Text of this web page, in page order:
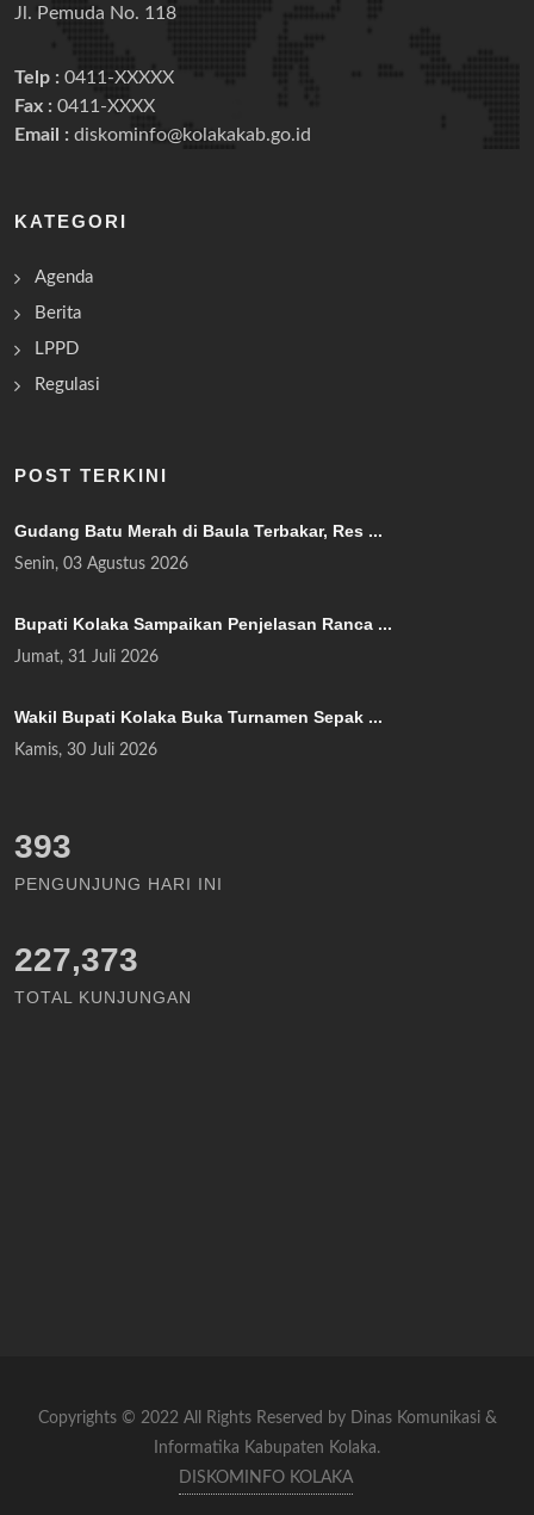
Jl. Pemuda No. 118
Telp : 0411-XXXXX
Fax : 0411-XXXX
Email : diskominfo@kolakakab.go.id
KATEGORI
Agenda
Berita
LPPD
Regulasi
POST TERKINI
Gudang Batu Merah di Baula Terbakar, Res ...
Senin, 03 Agustus 2026
Bupati Kolaka Sampaikan Penjelasan Ranca ...
Jumat, 31 Juli 2026
Wakil Bupati Kolaka Buka Turnamen Sepak ...
Kamis, 30 Juli 2026
453
PENGUNJUNG HARI INI
227,373
TOTAL KUNJUNGAN
Copyrights © 2022 All Rights Reserved by Dinas Komunikasi &
Informatika Kabupaten Kolaka.
DISKOMINFO KOLAKA